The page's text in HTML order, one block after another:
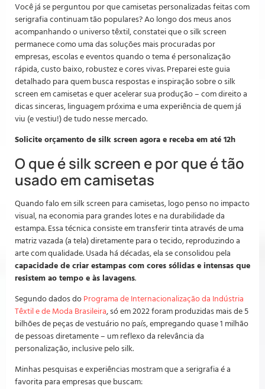
Você já se perguntou por que camisetas personalizadas feitas com
serigrafia continuam tão populares? Ao longo dos meus anos
acompanhando o universo têxtil, constatei que o silk screen
permanece como uma das soluções mais procuradas por
empresas, escolas e eventos quando o tema é personalização
rápida, custo baixo, robustez e cores vivas. Preparei este guia
detalhado para quem busca respostas e inspiração sobre o silk
screen em camisetas e quer acelerar sua produção – com direito a
dicas sinceras, linguagem próxima e uma experiência de quem já
viu (e vestiu!) de tudo nesse mercado.
Solicite orçamento de silk screen agora e receba em até 12h
O que é silk screen e por que é tão
usado em camisetas
Quando falo em silk screen para camisetas, logo penso no impacto
visual, na economia para grandes lotes e na durabilidade da
estampa. Essa técnica consiste em transferir tinta através de uma
matriz vazada (a tela) diretamente para o tecido, reproduzindo a
arte com qualidade. Usada há décadas, ela se consolidou pela
capacidade de criar estampas com cores sólidas e intensas que
resistem ao tempo e às lavagens.
Segundo dados do Programa de Internacionalização da Indústria
Têxtil e de Moda Brasileira, só em 2022 foram produzidas mais de 5
bilhões de peças de vestuário no país, empregando quase 1 milhão
de pessoas diretamente – um reflexo da relevância da
personalização, inclusive pelo silk.
Minhas pesquisas e experiências mostram que a serigrafia é a
favorita para empresas que buscam: